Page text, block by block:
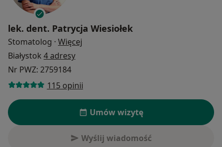
lek. dent. Patrycja Wiesiołek
Stomatolog · Więcej
Białystok 4 adresy
Nr PWZ: 2759184
115 opinii
Umów wizytę
Wyślij wiadomość